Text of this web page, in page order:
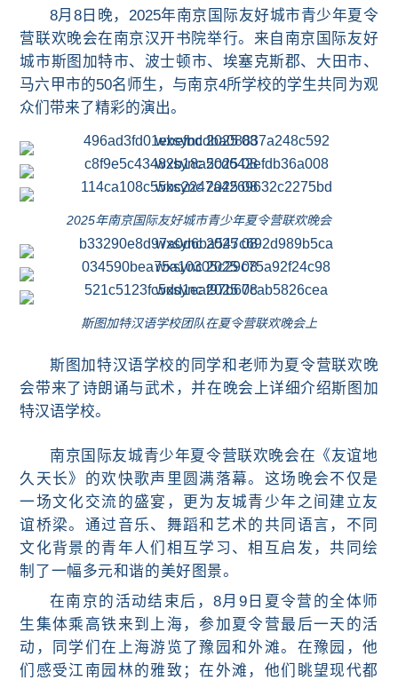
8月8日晚，2025年南京国际友好城市青少年夏令
营联欢晚会在南京汉开书院举行。来自南京国际友好
城市斯图加特市、 波士顿市、 埃塞克斯郡、大田市、
马六甲市的50名师生，与南京4所学校的学生共同为观
众们带来了精彩的演出。
2025年南京国际友好城市青少年夏令营联欢晚会
斯图加特汉语学校团队在夏令营联欢晚会上
斯图加特汉语学校的同学和老师为夏令营联欢 晚
会带来了诗朗诵与武术，并在晚会上详细介绍斯图加
特汉语学校。
南京国际友城青少年夏令营联欢晚会在《友谊地
久天长》的欢快歌声里圆满落幕。这场晚会不仅是
一场文化交流的盛宴，更为友城青少年之间建立友
谊桥梁。通过音乐、舞蹈和艺术的共同语言，不同
文化背景的青年人们相互学习、相互启发，共同绘
制了一幅多元和谐的美好图景。
在南京的活动结束后，8月9日夏令营的全体师
生集体乘高铁来到上海，参加夏令营最后一天的活
动，同 学们在 上海游览了豫园和外滩。在豫园，他
们感受江南园林的雅致；在外滩，他们眺望现代都